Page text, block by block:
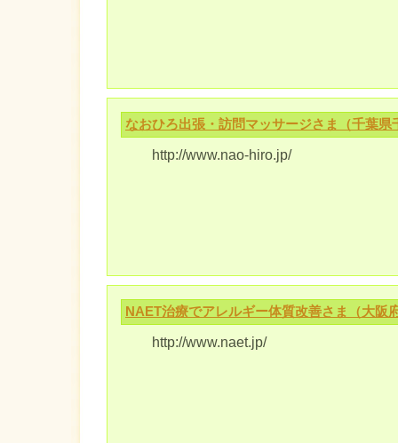
なおひろ出張・訪問マッサージさま（千葉県
http://www.nao-hiro.jp/
NAET治療でアレルギー体質改善さま（大阪
http://www.naet.jp/